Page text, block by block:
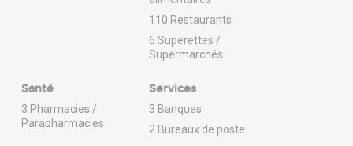
110 Restaurants
6 Superettes /
Supermarchés
Santé
3 Pharmacies /
Parapharmacies
Services
3 Banques
2 Bureaux de poste